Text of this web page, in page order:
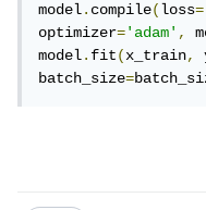
model.compile(loss
optimizer='adam',
model.fit(x_train,
batch_size=